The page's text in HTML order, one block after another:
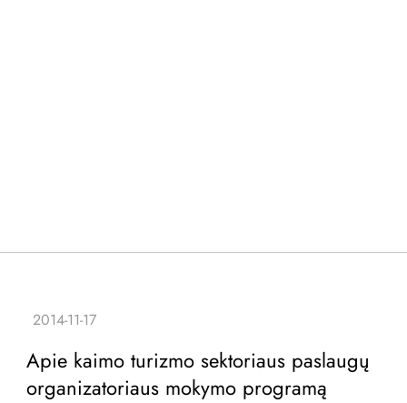
Apie kaimo turizmo sektoriaus paslaugų
organizatoriaus mokymo programą